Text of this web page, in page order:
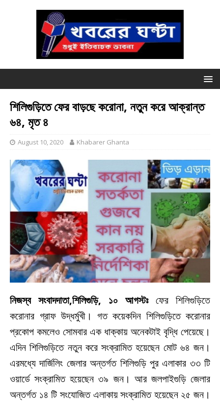
শিলিগুড়িতে ফের বাড়ছে করোনা, নতুন করে আক্রান্ত
৬৪, মৃত ৪
August 10, 2020 Khabarer Ghanta
নিজস্ব সংবাদদাতা,শিলিগুড়ি, ১০ আগস্টঃফের শিলিগুড়িতে
করোনার গ্রাফ উদ্ধর্মুখী। গত কয়েকদিন শিলিগুড়িতে করোনার
প্রকোপ কমলেও সোমবার এক ধাক্কায় অনেকটাই বৃদ্ধি পেয়েছে।
এদিন শিলিগুড়িতে নতুন করে সংক্রামিত হয়েছেন মোট ৬৪ জন।
এরমধ্যে দার্জিলিং জেলার অন্তর্গত শিলিগুড়ি পুর এলাকার ৩৩ টি
ওয়ার্ডে সংক্রামিত হয়েছেন ৩৯ জন। আর জলপাইগুড়ি জেলার
অন্তর্গত ১৪ টি সংযোজিত এলাকায় সংক্রামিত হয়েছেন ২৫ জন।